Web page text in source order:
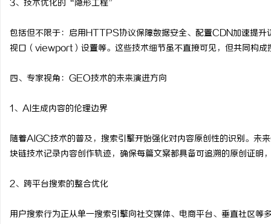
3、技术优化的“隐形工程”
包括但不限于：启用HTTPS协议保障数据安全、配置CDN加速提升
视口（viewport）设置等。这些技术细节虽不直接可见，但共同构
四、专家视角：GEO技术的未来演进方向
1、AI生成内容的伦理边界
随着AIGC技术的普及，搜索引擎开始强化对内容原创性的识别。未
块链技术记录内容创作轨迹，确保每篇文案都具备可追溯的原创证明
2、跨平台搜索的整合优化
用户搜索行为正从单一搜索引擎向社交媒体、电商平台、垂直社区